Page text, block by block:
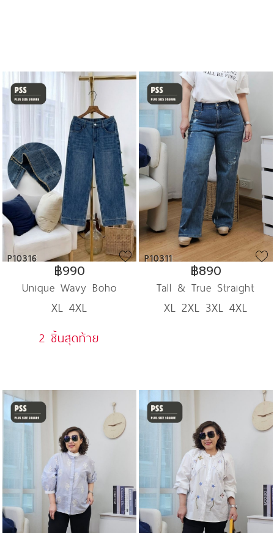
P10316
฿990
Unique Wavy Boho
Denim
XL 4XL
2 ชิ้นสุดท้าย
P10311
฿890
Tall & True Straight
Denim
XL 2XL 3XL 4XL